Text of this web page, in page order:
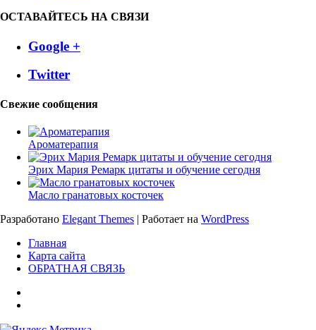
ОСТАВАЙТЕСЬ НА СВЯЗИ
Google +
Twitter
Свежие сообщения
Ароматерапия
Эрих Мария Ремарк цитаты и обучение сегодня
Масло гранатовых косточек
Разработано Elegant Themes | Работает на WordPress
Главная
Карта сайта
ОБРАТНАЯ СВЯЗЬ